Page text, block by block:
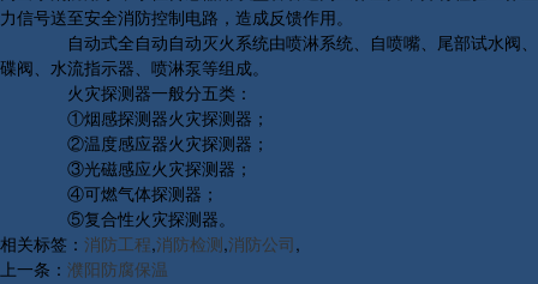
力信号送至安全消防控制电路，造成反馈作用。
自动式全自动自动灭火系统由喷淋系统、自喷嘴、尾部试水阀、
碟阀、水流指示器、喷淋泵等组成。
火灾探测器一般分五类：
①烟感探测器火灾探测器；
②温度感应器火灾探测器；
③光磁感应火灾探测器；
④可燃气体探测器；
⑤复合性火灾探测器。
相关标签： 消防工程,消防检测,消防公司,
上一条： 濮阳防腐保温